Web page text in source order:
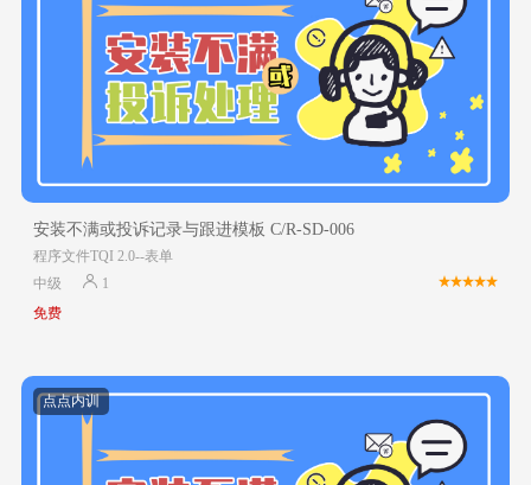
安装不满或投诉记录与跟进模板 C/R-SD-006
程序文件TQI 2.0--表单
中级
1
免费
点点内训